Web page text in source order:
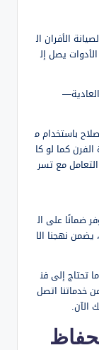
الأفران ال
يصل إل
العادية—
باستخدام م
كما لو كا
مع تسر
ضمانًا على ال
نهجنا الا
تحتاج إلى فن
خدماتنا اتصل
الآن.